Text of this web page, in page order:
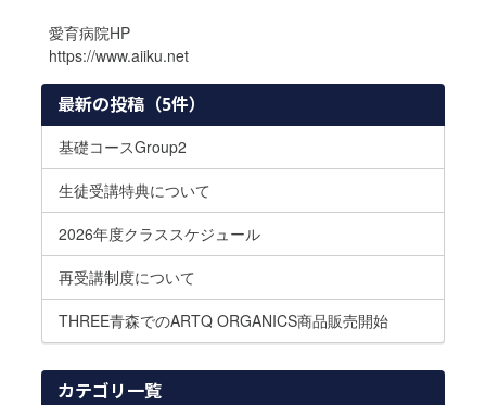
愛育病院HP
https://www.aiiku.net
最新の投稿（5件）
基礎コースGroup2
生徒受講特典について
2026年度クラススケジュール
再受講制度について
THREE青森でのARTQ ORGANICS商品販売開始
カテゴリ一覧